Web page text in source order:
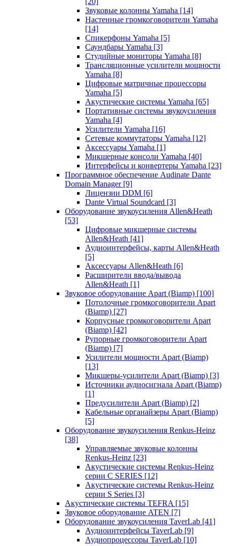
Звуковые колонны Yamaha [14]
Настенные громкоговорители Yamaha
[14]
Спикерфоны Yamaha [5]
Саундбары Yamaha [3]
Студийные мониторы Yamaha [8]
Трансляционные усилители мощности
Yamaha [8]
Цифровые матричные процессоры
Yamaha [5]
Акустические системы Yamaha [65]
Портативные системы звукоусиления
Yamaha [4]
Усилители Yamaha [16]
Сетевые коммутаторы Yamaha [12]
Аксессуары Yamaha [1]
Микшерные консоли Yamaha [40]
Интерфейсы и конвертеры Yamaha [23]
Программное обеспечение Audinate Dante
Domain Manager [9]
Лицензии DDM [6]
Dante Virtual Soundcard [3]
Оборудование звукоусиления Allen&Heath
[53]
Цифровые микшерные системы
Allen&Heath [41]
Аудиоинтерфейсы, карты Allen&Heath
[5]
Аксессуары Allen&Heath [6]
Расширители ввода/вывода
Allen&Heath [1]
Звуковое оборудование Apart (Biamp) [100]
Потолочные громкоговорители Apart
(Biamp) [27]
Корпусные громкоговорители Apart
(Biamp) [42]
Рупорные громкоговорители Apart
(Biamp) [7]
Усилители мощности Apart (Biamp)
[13]
Микшеры-усилители Apart (Biamp) [3]
Источники аудиосигнала Apart (Biamp)
[1]
Предусилители Apart (Biamp) [2]
Кабельные органайзеры Apart (Biamp)
[5]
Оборудование звукоусиления Renkus-Heinz
[38]
Управляемые звуковые колонны
Renkus-Heinz [23]
Акустические системы Renkus-Heinz
серии C SERIES [12]
Акустические системы Renkus-Heinz
серии S Series [3]
Акустические системы TEFRA [15]
Звуковое оборудование ATEN [7]
Оборудование звукоусиления TaverLab [41]
Аудиоинтерфейсы TaverLab [9]
Аудиопроцессоры TaverLab [10]